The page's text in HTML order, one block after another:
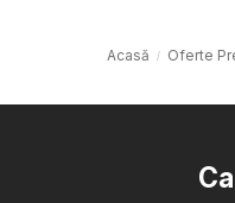
Acasă Oferte